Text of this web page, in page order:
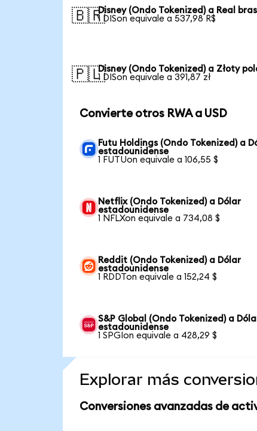
🇧🇷Disney (Ondo Tokenized) a Real
1 DISon equivale a 537,98 R$
🇵🇱Disney (Ondo Tokenized) a Złoty
1 DISon equivale a 391,87 zł
Convierte otros RWA a USD
Futu Holdings (Ondo Tokenized) a
estadounidense
1 FUTUon equivale a 106,55 $
Netflix (Ondo Tokenized) a Dólar
estadounidense
1 NFLXon equivale a 734,08 $
Reddit (Ondo Tokenized) a Dólar
estadounidense
1 RDDTon equivale a 152,24 $
S&P Global (Ondo Tokenized) a
estadounidense
1 SPGIon equivale a 428,29 $
Explorar más
Conversiones avanzadas de